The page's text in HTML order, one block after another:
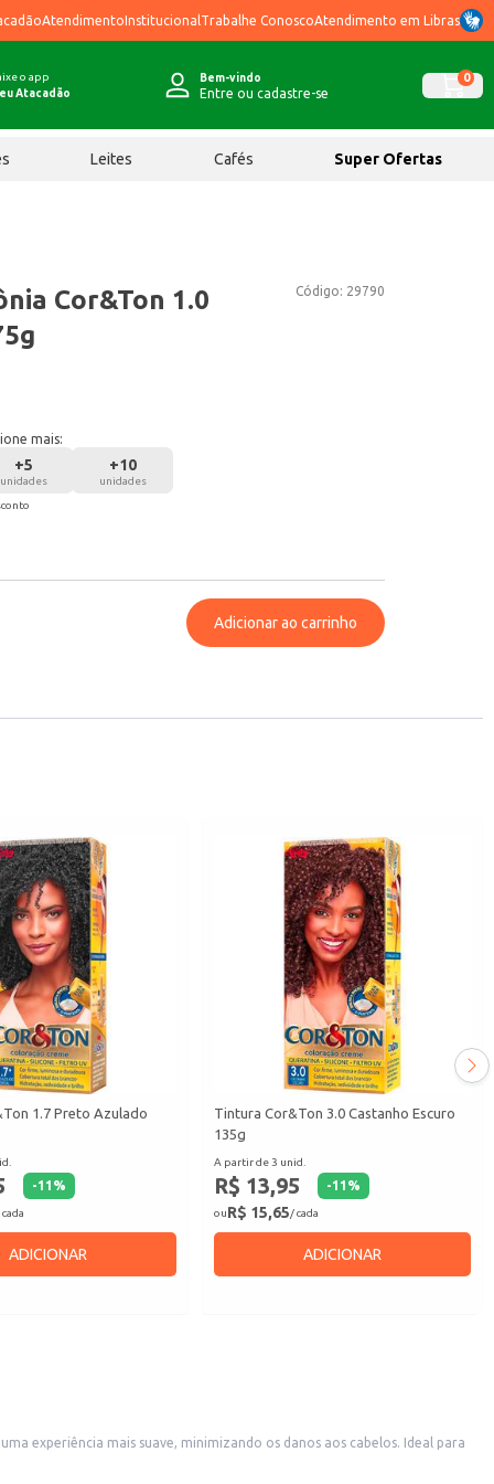
AtendimentoInstitucional Trabalhe ConoscoAtendimento em Libras
o app
Atacadão
Bem-vindo
Entre ou cadastre-se
0
Leites Cafés Super Ofertas
Código: 29790
Cor&Ton 1.0
mais:
+5
unidades
+10
unidades
Adicionar ao carrinho
1.7 Preto Azulado
-11 %
cada
ADICIONAR
Tintura Cor&Ton 3.0 Castanho Escuro
135g
A partir de 3 unid.
R$ 13,95 -11 %
ouR$ 15,65/ cada
ADICIONAR
experiência mais suave, minimizando os danos aos cabelos. Ideal para